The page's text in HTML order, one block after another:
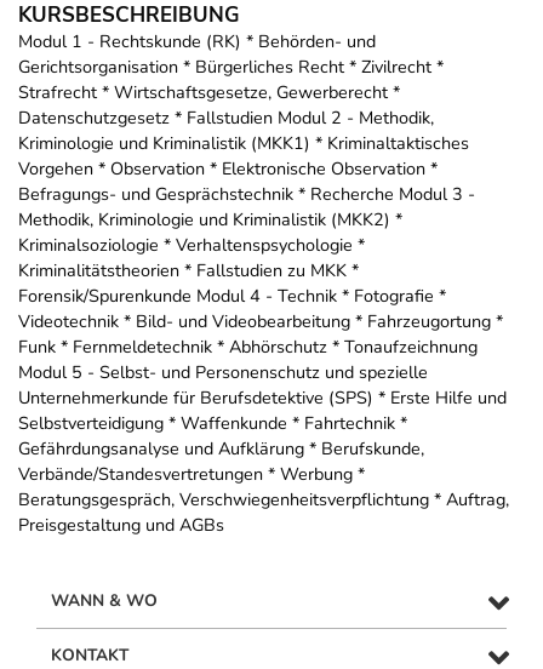
KURSBESCHREIBUNG
Modul 1 - Rechtskunde (RK) * Behörden- und
Gerichtsorganisation * Bürgerliches Recht * Zivilrecht *
Strafrecht * Wirtschaftsgesetze, Gewerberecht *
Datenschutzgesetz * Fallstudien Modul 2 - Methodik,
Kriminologie und Kriminalistik (MKK1) * Kriminaltaktisches
Vorgehen * Observation * Elektronische Observation *
Befragungs- und Gesprächstechnik * Recherche Modul 3 -
Methodik, Kriminologie und Kriminalistik (MKK2) *
Kriminalsoziologie * Verhaltenspsychologie *
Kriminalitätstheorien * Fallstudien zu MKK *
Forensik/Spurenkunde Modul 4 - Technik * Fotografie *
Videotechnik * Bild- und Videobearbeitung * Fahrzeugortung *
Funk * Fernmeldetechnik * Abhörschutz * Tonaufzeichnung
Modul 5 - Selbst- und Personenschutz und spezielle
Unternehmerkunde für Berufsdetektive (SPS) * Erste Hilfe und
Selbstverteidigung * Waffenkunde * Fahrtechnik *
Gefährdungsanalyse und Aufklärung * Berufskunde,
Verbände/Standesvertretungen * Werbung *
Beratungsgespräch, Verschwiegenheitsverpflichtung * Auftrag,
Preisgestaltung und AGBs
WANN & WO
KONTAKT